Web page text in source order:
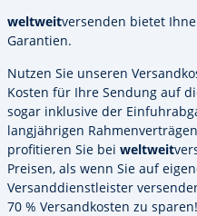
weltweitversenden bietet
Garantien.
Nutzen Sie unseren
Kosten für Ihre Sendung auf
sogar inklusive der
langjährigen
profitieren Sie bei weltweit
Preisen, als wenn Sie auf
Versanddienstleister
70 % Versandkosten zu sparen!